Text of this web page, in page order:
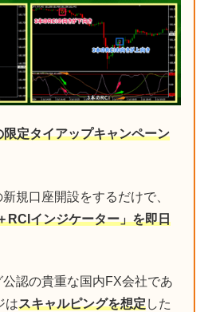
定タイアップキャンペーン
規口座開設をするだけで、
RCIインジケーター」を即日
認の貴重な国内FX会社であ
はスキャルピングを想定した